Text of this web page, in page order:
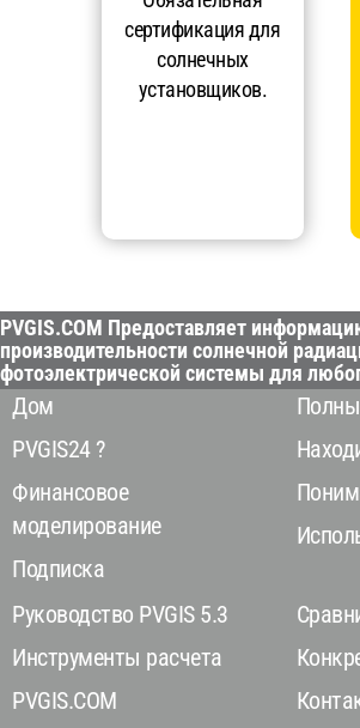
сертификация для
солнечных
установщиков.
PVGIS.COM Предоставляет
производительности солнечной
фотоэлектрической системы для
Дом
PVGIS24 ?
Финансовое
моделирование
Подписка
Руководство PVGIS 5.3
Инструменты расчета
PVGIS.COM